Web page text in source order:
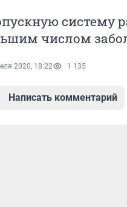
систему
числом
2020, 18:22 1 135
Написать комментарий